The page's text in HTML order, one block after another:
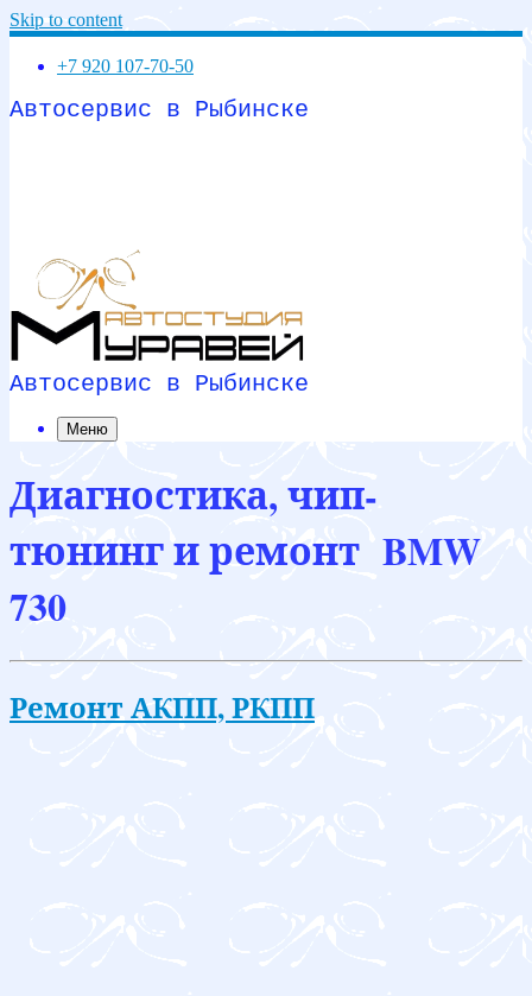
Skip to content
+7 920 107-70-50
Автосервис в Рыбинске
Автосервис в Рыбинске
Меню
Диагностика, чип-
тюнинг и ремонт BMW
730
Ремонт АКПП, РКПП